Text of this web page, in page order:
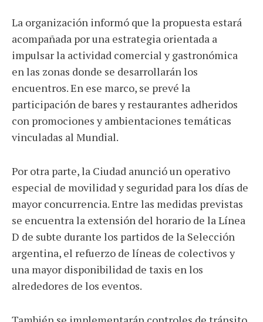
La organización informó que la propuesta estará
acompañada por una estrategia orientada a
impulsar la actividad comercial y gastronómica
en las zonas donde se desarrollarán los
encuentros. En ese marco, se prevé la
participación de bares y restaurantes adheridos
con promociones y ambientaciones temáticas
vinculadas al Mundial.
Por otra parte, la Ciudad anunció un operativo
especial de movilidad y seguridad para los días de
mayor concurrencia. Entre las medidas previstas
se encuentra la extensión del horario de la Línea
D de subte durante los partidos de la Selección
argentina, el refuerzo de líneas de colectivos y
una mayor disponibilidad de taxis en los
alrededores de los eventos.